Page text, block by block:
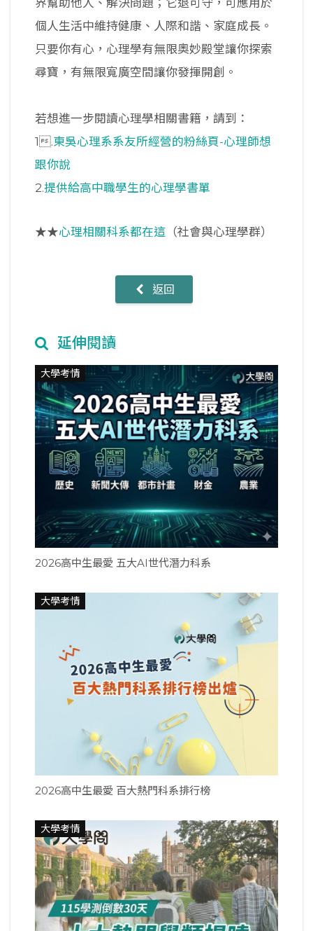
個人生活中維持健康、人際和諧、家庭成長。
只要你有心，心理學有無限奧妙殿堂讓你探索
尋寶，有無限寬廣空間讓你發揮開創。
若想進一步閱讀心理學相關書籍，請到：
1.東吳心理系系友所經營的粉絲頁-心理師想
跟你說
2.提供給高中職學生的心理學書單
★★心理相關科系都在這 （社會與心理學群）
返回
延伸閱讀
大學考情
2026高中生最愛 五大AI世代潛力科系
大學考情
2026高中生最愛 百大熱門科系排行榜
大學考情